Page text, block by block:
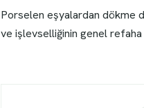
Porselen eşyalardan dökme
ve işlevselliğinin genel refaha